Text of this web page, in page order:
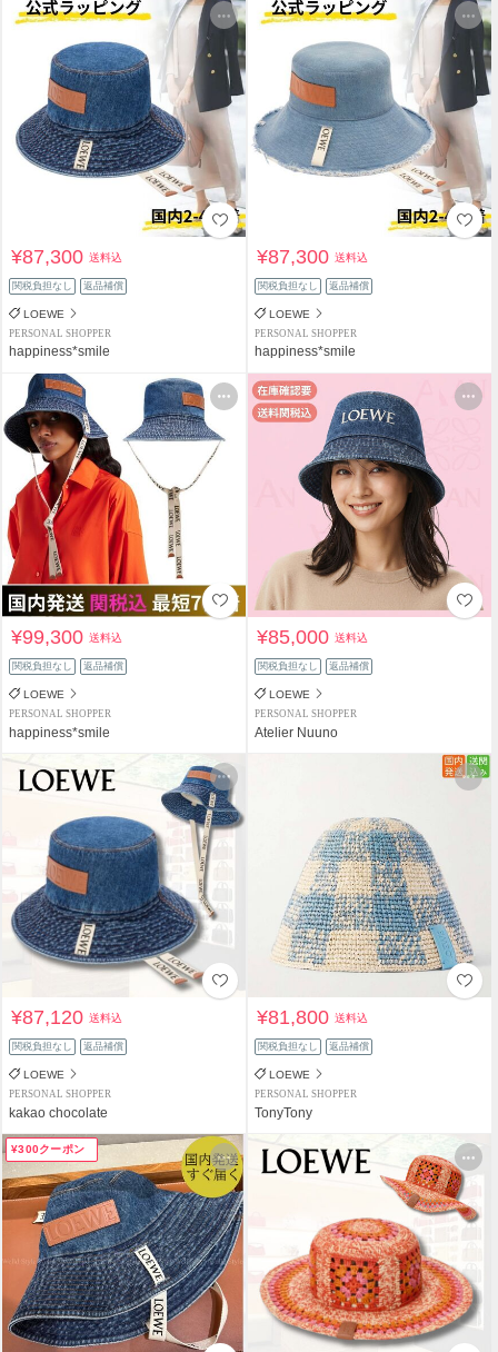
¥87,300送料込
関税負担なし 返品補償
LOEWE
PERSONAL SHOPPER
happiness*smile
¥87,300送料込
関税負担なし 返品補償
LOEWE
PERSONAL SHOPPER
happiness*smile
¥99,300送料込
関税負担なし 返品補償
LOEWE
PERSONAL SHOPPER
happiness*smile
¥85,000送料込
関税負担なし 返品補償
LOEWE
PERSONAL SHOPPER
Atelier Nuuno
¥87,120送料込
関税負担なし 返品補償
LOEWE
PERSONAL SHOPPER
kakao chocolate
¥81,800送料込
関税負担なし 返品補償
LOEWE
PERSONAL SHOPPER
TonyTony
¥300クーポン